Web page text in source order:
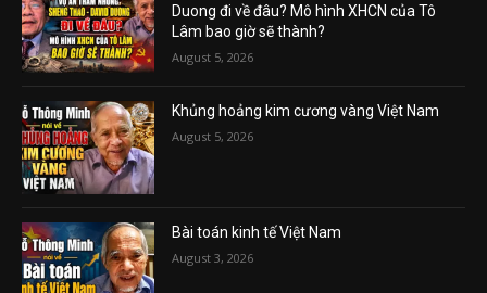
Duong đi về đâu? Mô hình XHCN của Tô
Lâm bao giờ sẽ thành?
August 5, 2026
Khủng hoảng kim cương vàng Việt Nam
August 5, 2026
Bài toán kinh tế Việt Nam
August 3, 2026